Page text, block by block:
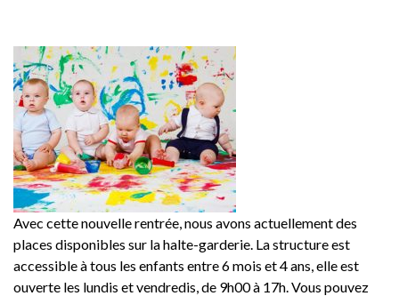
Avec cette nouvelle rentrée, nous avons actuellement des
places disponibles sur la halte-garderie. La structure est
accessible à tous les enfants entre 6 mois et 4 ans, elle est
ouverte les lundis et vendredis, de 9h00 à 17h. Vous pouvez